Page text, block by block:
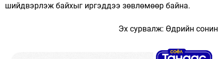
шийдвэрлэж байхыг иргэддээ зөвлөмөөр байна.
Эх сурвалж: Өдрийн сонин